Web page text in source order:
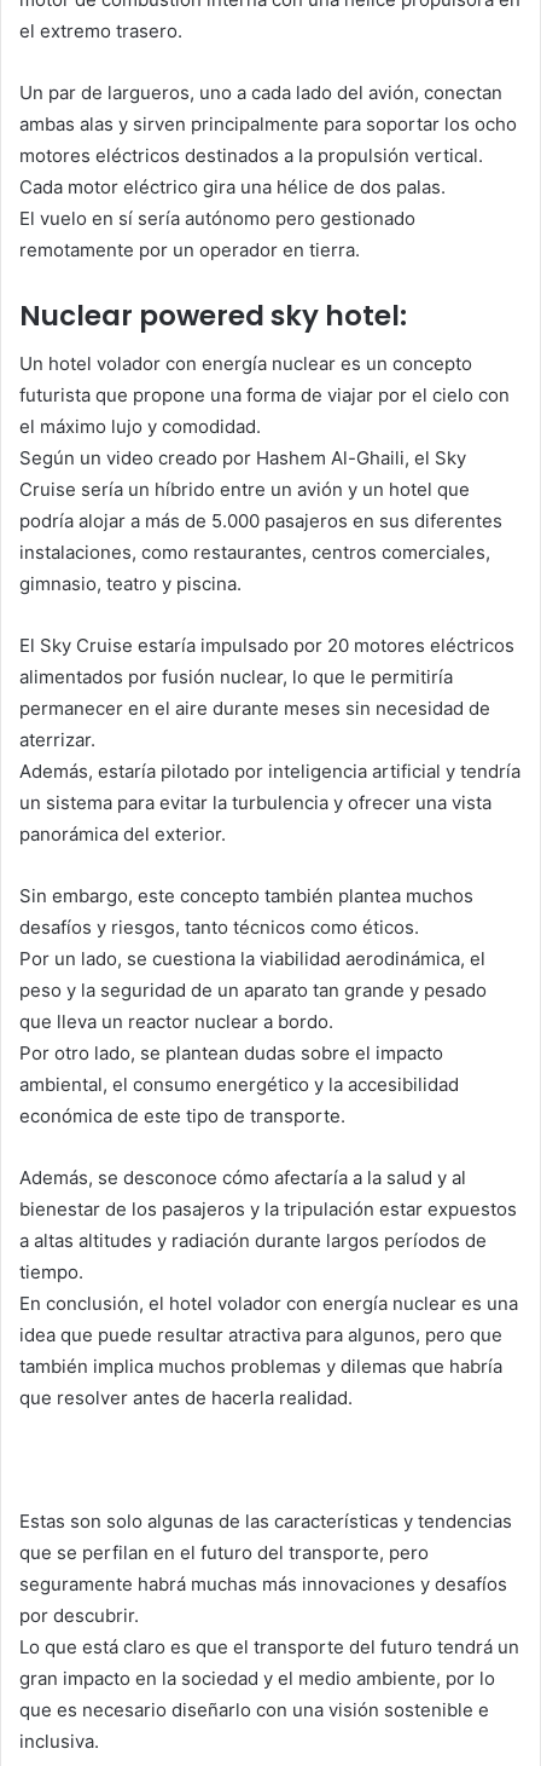
el extremo trasero.
Un par de largueros, uno a cada lado del avión, conectan
ambas alas y sirven principalmente para soportar los ocho
motores eléctricos destinados a la propulsión vertical.
Cada motor eléctrico gira una hélice de dos palas.
El vuelo en sí sería autónomo pero gestionado
remotamente por un operador en tierra.
Nuclear powered sky hotel:
Un hotel volador con energía nuclear es un concepto
futurista que propone una forma de viajar por el cielo con
el máximo lujo y comodidad.
Según un video creado por Hashem Al-Ghaili, el Sky
Cruise sería un híbrido entre un avión y un hotel que
podría alojar a más de 5.000 pasajeros en sus diferentes
instalaciones, como restaurantes, centros comerciales,
gimnasio, teatro y piscina.
El Sky Cruise estaría impulsado por 20 motores eléctricos
alimentados por fusión nuclear, lo que le permitiría
permanecer en el aire durante meses sin necesidad de
aterrizar.
Además, estaría pilotado por inteligencia artificial y tendría
un sistema para evitar la turbulencia y ofrecer una vista
panorámica del exterior.
Sin embargo, este concepto también plantea muchos
desafíos y riesgos, tanto técnicos como éticos.
Por un lado, se cuestiona la viabilidad aerodinámica, el
peso y la seguridad de un aparato tan grande y pesado
que lleva un reactor nuclear a bordo.
Por otro lado, se plantean dudas sobre el impacto
ambiental, el consumo energético y la accesibilidad
económica de este tipo de transporte.
Además, se desconoce cómo afectaría a la salud y al
bienestar de los pasajeros y la tripulación estar expuestos
a altas altitudes y radiación durante largos períodos de
tiempo.
En conclusión, el hotel volador con energía nuclear es una
idea que puede resultar atractiva para algunos, pero que
también implica muchos problemas y dilemas que habría
que resolver antes de hacerla realidad.
Estas son solo algunas de las características y tendencias
que se perfilan en el futuro del transporte, pero
seguramente habrá muchas más innovaciones y desafíos
por descubrir.
Lo que está claro es que el transporte del futuro tendrá un
gran impacto en la sociedad y el medio ambiente, por lo
que es necesario diseñarlo con una visión sostenible e
inclusiva.